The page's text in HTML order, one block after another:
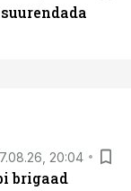
20:04
brigaad